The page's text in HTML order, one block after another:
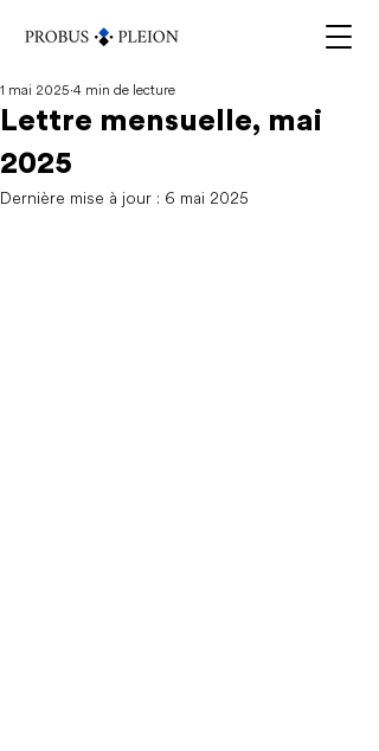
Lettre mensuelle, mai
2025
1 mai 2025 4 min de lecture
Dernière mise à jour : 6 mai 2025